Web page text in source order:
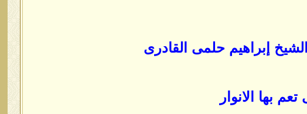
إبراهيم حلمى القادرى
بها الانوار